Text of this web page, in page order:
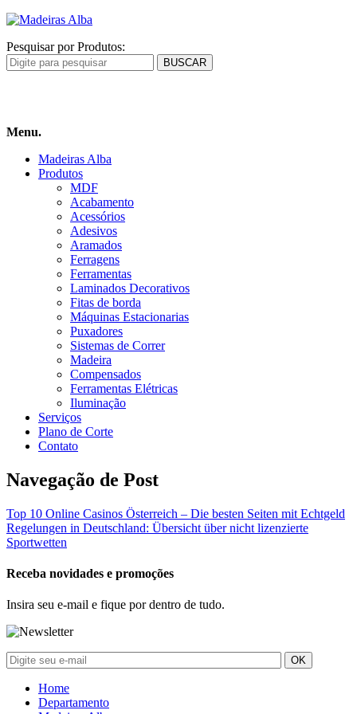
Pesquisar por Produtos:
Menu.
Madeiras Alba
Produtos
MDF
Acabamento
Acessórios
Adesivos
Aramados
Ferragens
Ferramentas
Laminados Decorativos
Fitas de borda
Máquinas Estacionarias
Puxadores
Sistemas de Correr
Madeira
Compensados
Ferramentas Elétricas
Iluminação
Serviços
Plano de Corte
Contato
Navegação de Post
Top 10 Online Casinos Österreich – Die besten Seiten mit Echtgeld
Regelungen in Deutschland: Übersicht über nicht lizenzierte
Sportwetten
Receba novidades e promoções
Insira seu e-mail e fique por dentro de tudo.
Home
Departamento